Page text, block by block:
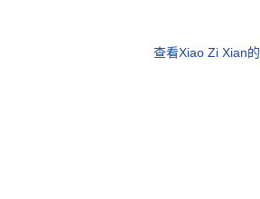
查看Xiao Zi Xian